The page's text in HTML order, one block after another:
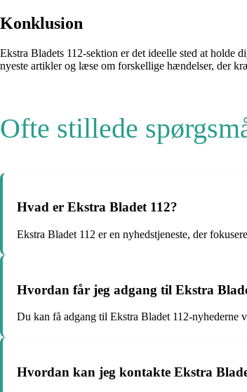
Konklusion
Ekstra Bladets 112-sektion er det ideelle sted at holde
nyeste artikler og læse om forskellige hændelser, der
Ofte stillede
Hvad er Ekstra Bladet 112?
Ekstra Bladet 112 er en nyhedstjeneste, der
Hvordan får jeg adgang til Ekstra
Du kan få adgang til Ekstra Bladet 112-nyhederne
Hvordan kan jeg kontakte Ekstra